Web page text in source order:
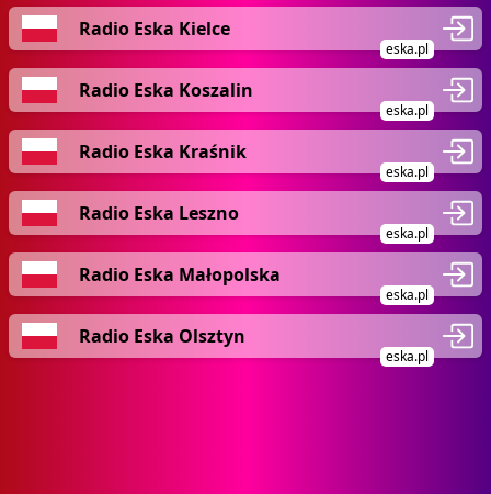
Radio Eska Kielce
eska.pl
Radio Eska Koszalin
eska.pl
Radio Eska Kraśnik
eska.pl
Radio Eska Leszno
eska.pl
Radio Eska Małopolska
eska.pl
Radio Eska Olsztyn
eska.pl